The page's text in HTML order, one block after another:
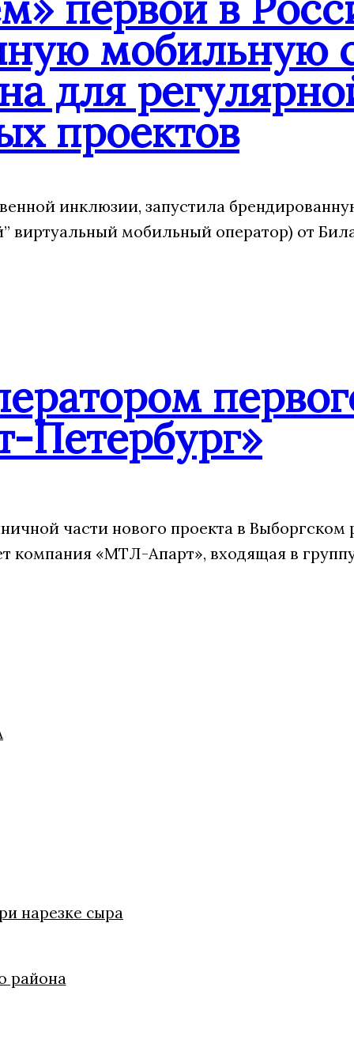
мобильную
для
проектов
инклюзии, запустила
мобильный оператор) от
Петербург»
части нового проекта в
компания «МТЛ-Апарт», входящая в
нарезке сыра
района